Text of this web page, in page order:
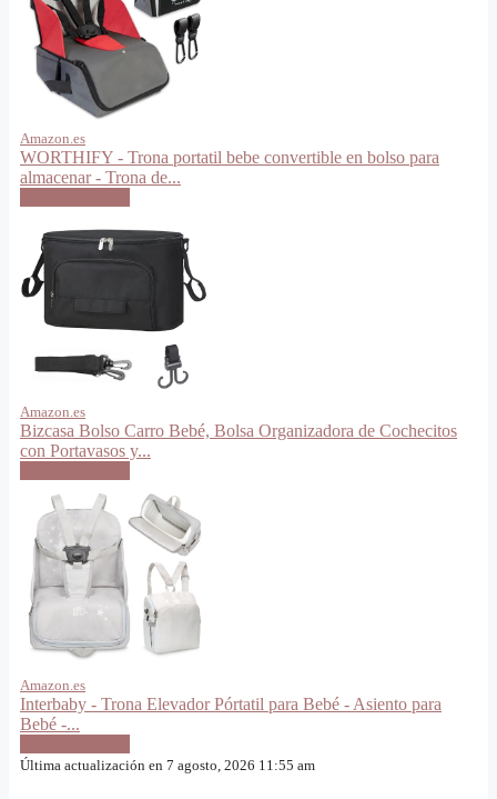
Amazon.es
WORTHIFY - Trona portatil bebe convertible en bolso para
almacenar - Trona de...
Amazon.es
Bizcasa Bolso Carro Bebé, Bolsa Organizadora de Cochecitos
con Portavasos y...
Amazon.es
Interbaby - Trona Elevador Pórtatil para Bebé - Asiento para
Bebé -...
Última actualización en 7 agosto, 2026 11:55 am